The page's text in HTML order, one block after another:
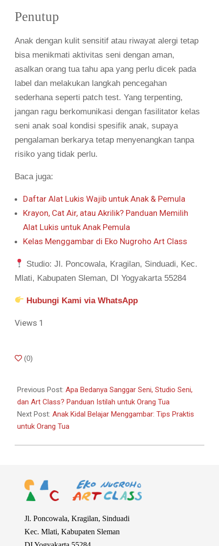
Penutup
Anak dengan kulit sensitif atau riwayat alergi tetap
bisa menikmati aktivitas seni dengan aman,
asalkan orang tua tahu apa yang perlu dicek pada
label dan melakukan langkah pencegahan
sederhana seperti patch test. Yang terpenting,
jangan ragu berkomunikasi dengan fasilitator kelas
seni anak soal kondisi spesifik anak, supaya
pengalaman berkarya tetap menyenangkan tanpa
risiko yang tidak perlu.
Baca juga:
Daftar Alat Lukis Wajib untuk Anak & Pemula
Krayon, Cat Air, atau Akrilik? Panduan Memilih
Alat Lukis untuk Anak Pemula
Kelas Menggambar di Eko Nugroho Art Class
Studio: Jl. Poncowala, Kragilan, Sinduadi, Kec.
Mlati, Kabupaten Sleman, DI Yogyakarta 55284
Hubungi Kami via WhatsApp
Views 1
2026-
(0)
Previous Post: Apa Bedanya Sanggar Seni, Studio Seni,
dan Art Class? Panduan Istilah untuk Orang Tua
Next Post: Anak Kidal Belajar Menggambar: Tips Praktis
untuk Orang Tua
Jl. Poncowala, Kragilan, Sinduadi
Kec. Mlati, Kabupaten Sleman